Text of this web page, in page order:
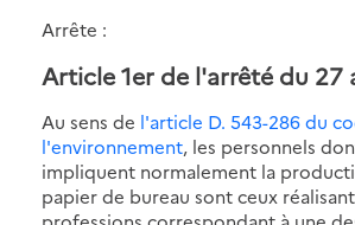
Arrête :
Article 1er de l'arrêté du 27
Au sens de l'article D. 543-286 du
l'environnement, les personnels
impliquent normalement la
papier de bureau sont ceux